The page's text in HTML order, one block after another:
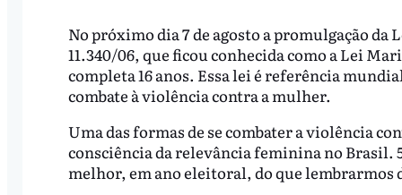
No próximo dia 7 de agosto a promulgação da
11.340/06, que ficou conhecida como a Lei
completa 16 anos. Essa lei é referência
combate à violência contra a mulher.
Uma das formas de se combater a violência
consciência da relevância feminina no Brasil.
melhor, em ano eleitoral, do que lembrarmos